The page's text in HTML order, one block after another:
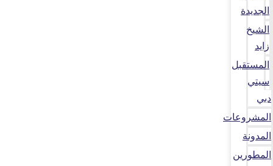
الجديدة
الشيخ
زايد
المستقبل
سيتي
دبي
المشروعات
المدونة
المطورين